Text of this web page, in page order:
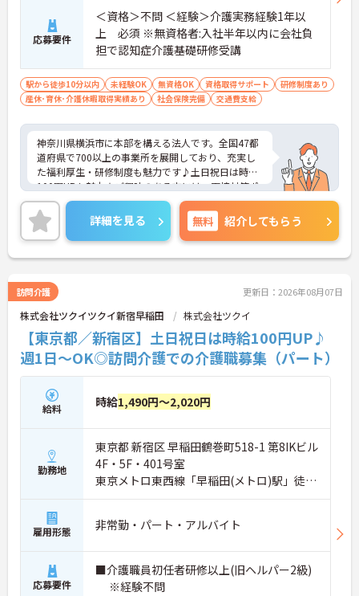
応募要件
＜資格＞不問 ＜経験＞介護実務経験1年以
上 必須 ※無資格者:入社半年以内に会社負
担で認知症介護基礎研修受講
駅から徒歩10分以内 未経験OK 無資格OK 資格取得サポート
研修制度あり
産休･育休･介護休暇取得実績あり
社会保険完備 交通費支給
神奈川県横浜市に本部を構える法人です。全国47都
道府県で700以上の事業所を展開しており、充実し
た福利厚生・研修制度も魅力です♪土日祝日は時給
100円UPも魅力★ご興味のある方には、面接対策ポ
イントなど、さらに詳細をお話しいたしますのでお
気軽にご相談ください！
詳細を見る 無料 紹介してもらう
訪問介護 更新日：2026年08月07日
株式会社ツクイツクイ新宿早稲田 株式会社ツクイ
【東京都／新宿区】土日祝日は時給100円UP♪
週1日～OK◎訪問介護での介護職募集（パート）
給料 時給1,490円～2,020円
勤務地
東京都 新宿区 早稲田鶴巻町518-1 第8IKビル
4F・5F・401号室
東京メトロ東西線「早稲田(メトロ)駅」徒歩
4分
雇用形態 非常勤・パート・アルバイト
応募要件
■介護職員初任者研修以上(旧ヘルパー2級)
※経験不問